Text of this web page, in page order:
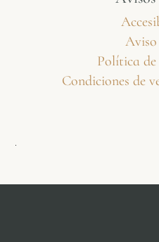
Política
Condiciones de